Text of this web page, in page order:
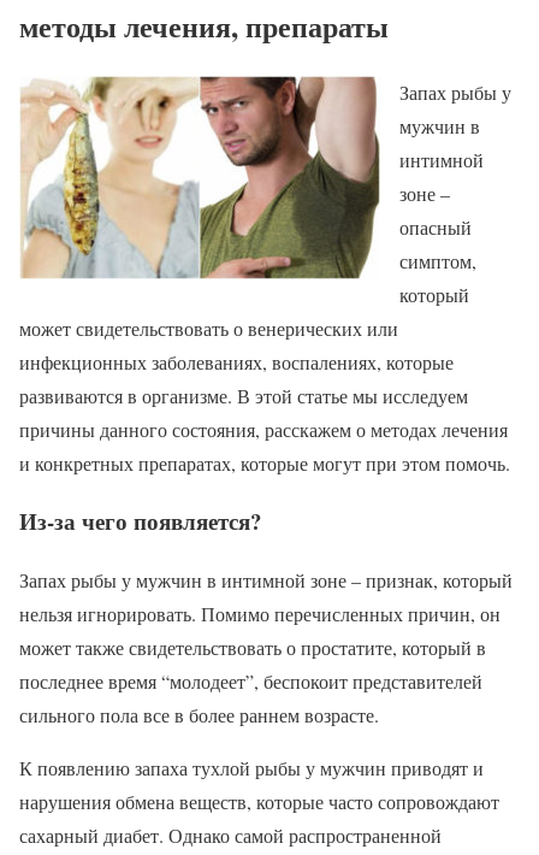
методы лечения, препараты
Запах рыбы у
мужчин в
интимной
зоне –
опасный
симптом,
который
может свидетельствовать о венерических или
инфекционных заболеваниях, воспалениях, которые
развиваются в организме. В этой статье мы исследуем
причины данного состояния, расскажем о методах лечения
и конкретных препаратах, которые могут при этом помочь.
Из-за чего появляется?
Запах рыбы у мужчин в интимной зоне – признак, который
нельзя игнорировать. Помимо перечисленных причин, он
может также свидетельствовать о простатите, который в
последнее время “молодеет”, беспокоит представителей
сильного пола все в более раннем возрасте.
К появлению запаха тухлой рыбы у мужчин приводят и
нарушения обмена веществ, которые часто сопровождают
сахарный диабет. Однако самой распространенной